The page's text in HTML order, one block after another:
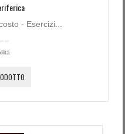
- Esercizi...